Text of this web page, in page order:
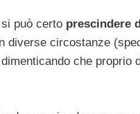
può certo prescindere
diverse circostanze
che proprio